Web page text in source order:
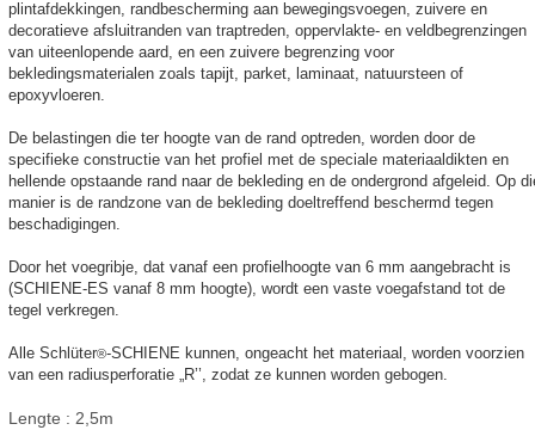
plintafdekkingen, randbescherming aan bewegingsvoegen, zuivere en
decoratieve afsluitranden van traptreden, oppervlakte- en veldbegrenzingen
van uiteenlopende aard, en een zuivere begrenzing voor
bekledingsmaterialen zoals tapijt, parket, laminaat, natuursteen of
epoxyvloeren.
De belastingen die ter hoogte van de rand optreden, worden door de
specifieke constructie van het profiel met de speciale materiaaldikten en
hellende opstaande rand naar de bekleding en de ondergrond afgeleid. Op
manier is de randzone van de bekleding doeltreffend beschermd tegen
beschadigingen.
Door het voegribje, dat vanaf een profielhoogte van 6 mm aangebracht is
(SCHIENE-ES vanaf 8 mm hoogte), wordt een vaste voegafstand tot de
tegel verkregen.
Alle Schlüter®-SCHIENE kunnen, ongeacht het materiaal, worden voorzien
van een radiusperforatie „R’’, zodat ze kunnen worden gebogen.
Lengte : 2,5m